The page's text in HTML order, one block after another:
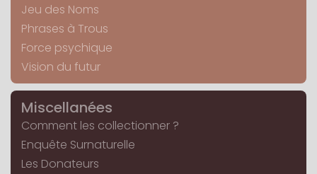
Jeu des Noms
Phrases à Trous
Force psychique
Vision du futur
Miscellanées
Comment les collectionner ?
Enquête Surnaturelle
Les Donateurs